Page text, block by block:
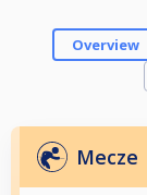
Overview
Mecze